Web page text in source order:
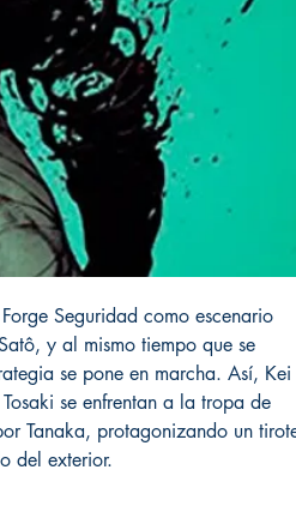
Seguridad como escenario
y al mismo tiempo que se
se pone en marcha. Así,
se enfrentan a la tropa de
Tanaka, protagonizando un
del exterior.